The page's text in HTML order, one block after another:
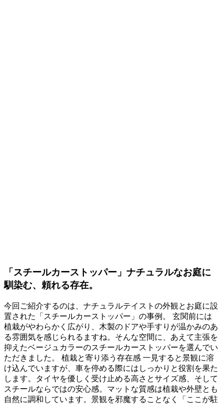
「スチールカーストッパー」ナチュラルなお庭に
馴染む、頼れる存在。
今回ご紹介するのは、ナチュラルテイストの外観とお庭に設
置された「スチールカーストッパー」の事例。 玄関前には
植栽がやわらかく広がり、木製のドアや手すりが温かみのあ
る雰囲気を感じられるますね。そんな空間に、あえて主張を
抑えたベージュカラーのスチールカーストッパーを選んでい
ただきました。 植栽と寄り添う存在感 一見すると景観に溶
け込んでいますが、車を停める際にはしっかりと役割を果た
します。タイヤを優しく受け止める高さとサイズ感、そして
スチールならではの安心感。マットな質感は植栽や外壁とも
自然に調和しています。景観を邪魔することなく「ここが駐